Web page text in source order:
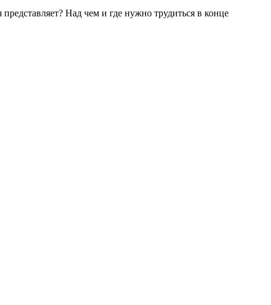
Над чем и где нужно трудиться в конце